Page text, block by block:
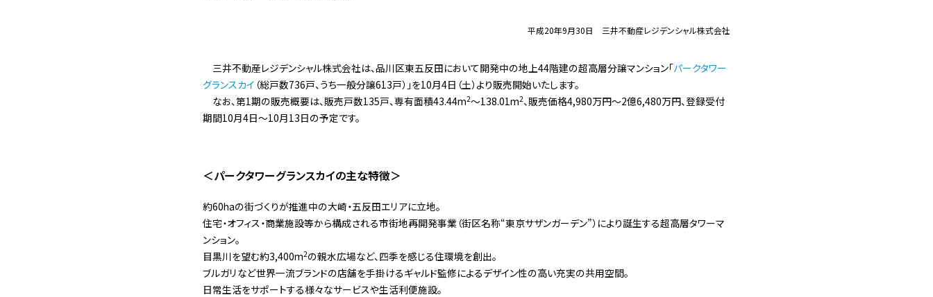
平成20年9月30日 三井不動産レジデンシャル株式会社
三井不動産レジデンシャル株式会社は、品川区東五反田において開発中の地上44階建の超高層分譲マンション「パークタワー
グランスカイ （総戸数736戸、うち一般分譲613戸）」を10月4日（土）より販売開始いたします。
なお、第1期の販売概要は、販売戸数135戸、専有面積43.44m2〜138.01m2、販売価格4,980万円〜2億6,480万円、登録受付
期間10月4日〜10月13日の予定です。
＜パークタワーグランスカイの主な特徴＞
約60haの街づくりが推進中の大崎・五反田エリアに立地。
住宅・オフィス・商業施設等から構成される市街地再開発事業（街区名称“東京サザンガーデン”）により誕生する超高層タワーマ
ンション。
目黒川を望む約3,400m2の親水広場など、四季を感じる住環境を創出。
ブルガリなど世界一流ブランドの店舗を手掛けるギャルド監修によるデザイン性の高い充実の共用空間。
日常生活をサポートする様々なサービスや生活利便施設。